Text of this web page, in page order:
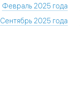
Февраль 2025 года
Сентябрь 2025 года